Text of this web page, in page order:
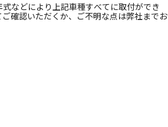
などにより上記車種すべてに取付ができ
確認いただくか、ご不明な点は弊社までお